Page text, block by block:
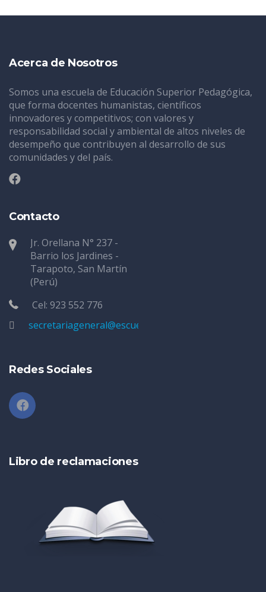
Acerca de Nosotros
Somos una escuela de Educación Superior Pedagógica,
que forma docentes humanistas, científicos
innovadores y competitivos; con valores y
responsabilidad social y ambiental de altos niveles de
desempeño que contribuyen al desarrollo de sus
comunidades y del país.
Contacto
Jr. Orellana N° 237 -
Barrio los Jardines -
Tarapoto, San Martín
(Perú)
Cel: 923 552 776
secretariageneral@escuelatarapoto.edu.pe
Redes Sociales
Libro de reclamaciones